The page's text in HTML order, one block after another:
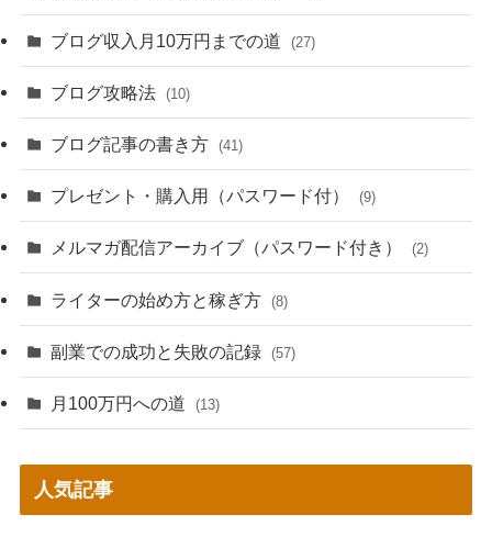
ブログ収入月10万円までの道 (27)
ブログ攻略法 (10)
ブログ記事の書き方 (41)
プレゼント・購入用（パスワード付） (9)
メルマガ配信アーカイブ（パスワード付き） (2)
ライターの始め方と稼ぎ方 (8)
副業での成功と失敗の記録 (57)
月100万円への道 (13)
人気記事